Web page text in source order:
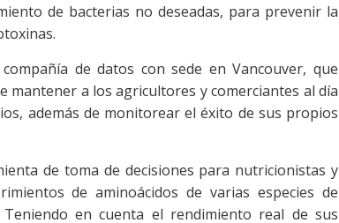
de bacterias no deseadas, para prevenir la
de datos con sede en Vancouver, que
a los agricultores y comerciantes al día
además de monitorear el éxito de sus propios
de toma de decisiones para nutricionistas y
de aminoácidos de varias especies de
en cuenta el rendimiento real de sus